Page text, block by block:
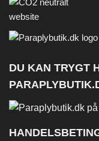
DU KAN TRYGT